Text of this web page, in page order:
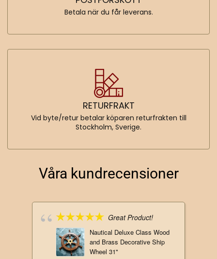
Betala när du får leverans.
RETURFRAKT
Vid byte/retur betalar köparen returfrakten till
Stockholm, Sverige.
Våra kundrecensioner
Great Product!
Nautical Deluxe Class Wood
and Brass Decorative Ship
Wheel 31"